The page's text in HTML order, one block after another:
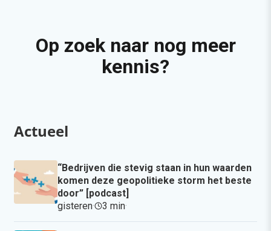
Op zoek naar nog meer
kennis?
Actueel
“Bedrijven die stevig staan in hun waarden
komen deze geopolitieke storm het beste
door” [podcast]
gisteren· 3 min·